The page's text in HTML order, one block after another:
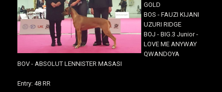
GOLD
BOS - FAUZI KIJANI
UZURI RIDGE
BOJ - BIG.3 Junior -
LOVE ME ANYWAY
QWANDOYA
BOV - ABSOLUT LENNISTER MASASI
Entry: 48 RR